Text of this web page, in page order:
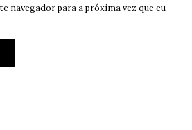
navegador para a próxima vez que eu